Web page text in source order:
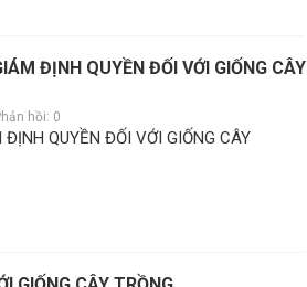
ĐỊNH QUYỀN ĐỐI VỚI GIỐNG CÂY
hồi: 0
QUYỀN ĐỐI VỚI GIỐNG CÂY